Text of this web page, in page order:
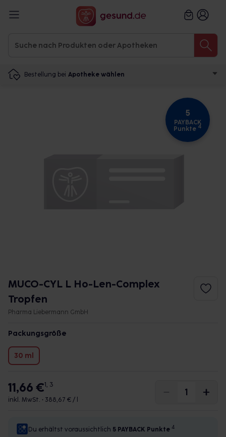
Bestellung bei Apotheke wählen
5
PAYBACK
Punkte 4
MUCO-CYL L Ho-Len-Complex
Tropfen
Pharma Liebermann GmbH
Packungsgröße
30 ml
11,66 €1, 3
inkl. MwSt. • 388,67 € / l
Du erhältst voraussichtlich 5 PAYBACK Punkte 4